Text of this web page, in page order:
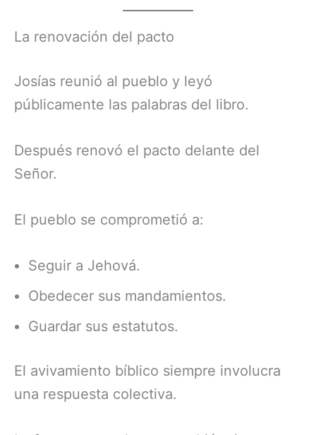
La renovación del pacto
Josías reunió al pueblo y leyó
públicamente las palabras del libro.
Después renovó el pacto delante del
Señor.
El pueblo se comprometió a:
Seguir a Jehová.
Obedecer sus mandamientos.
Guardar sus estatutos.
El avivamiento bíblico siempre involucra
una respuesta colectiva.